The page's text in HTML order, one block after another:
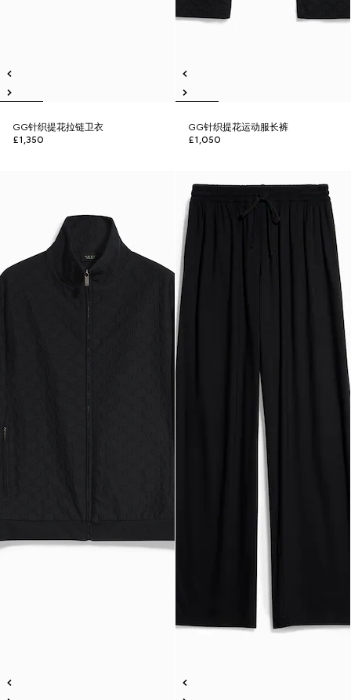
GG针织提花拉链卫衣
£1,350
GG针织提花运动服长裤
£1,050